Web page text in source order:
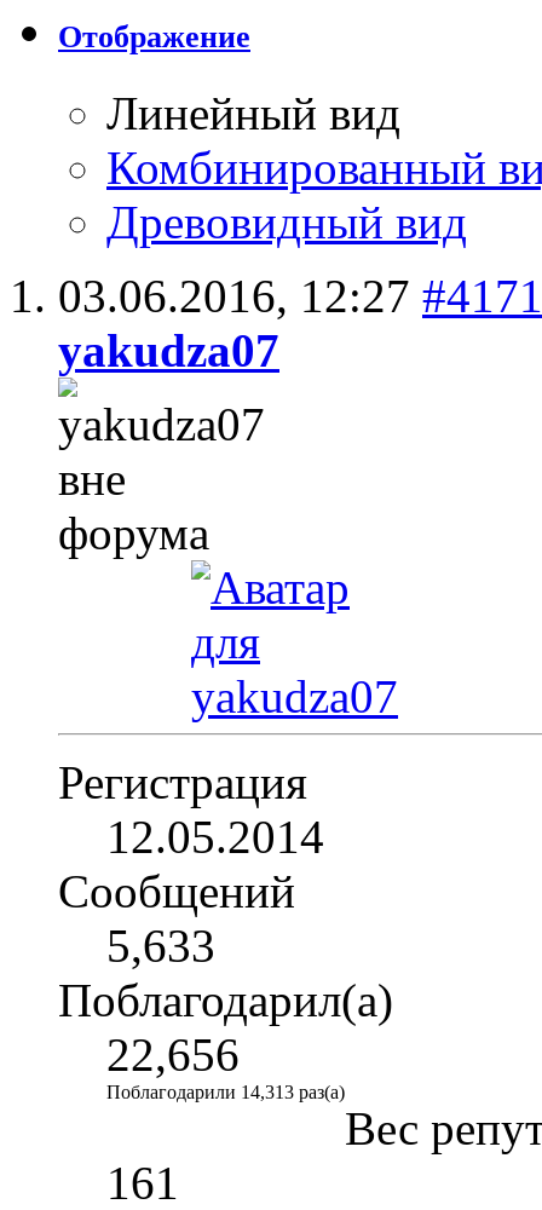
Отображение
Линейный вид
Комбинированный
Древовидный вид
03.06.2016, 12:27 #4171
yakudza07
Регистрация
12.05.2014
Сообщений
5,633
Поблагодарил(а)
22,656
Поблагодарили 14,313 раз(а)
Вес
161